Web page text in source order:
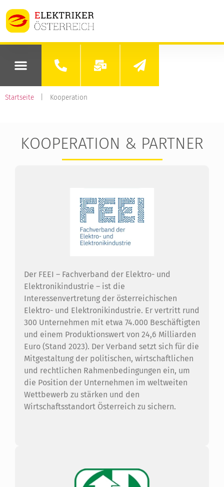
Startseite Kooperation
KOOPERATION & PARTNER
Der FEEI – Fachverband der Elektro- und
Elektronikindustrie – ist die
Interessenvertretung der österreichischen
Elektro- und Elektronikindustrie. Er vertritt rund
300 Unternehmen mit etwa 74.000 Beschäftigten
und einem Produktionswert von 24,6 Milliarden
Euro (Stand 2023). Der Verband setzt sich für die
Mitgestaltung der politischen, wirtschaftlichen
und rechtlichen Rahmenbedingungen ein, um
die Position der Unternehmen im weltweiten
Wettbewerb zu stärken und den
Wirtschaftsstandort Österreich zu sichern.